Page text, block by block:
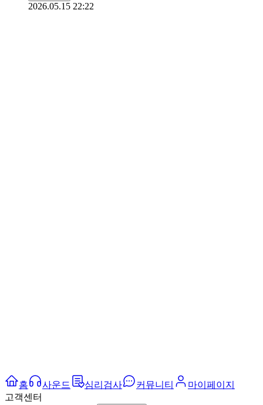
2026.05.15 22:22
홈 사운드 심리검사 커뮤니티
마이페이지
고객센터